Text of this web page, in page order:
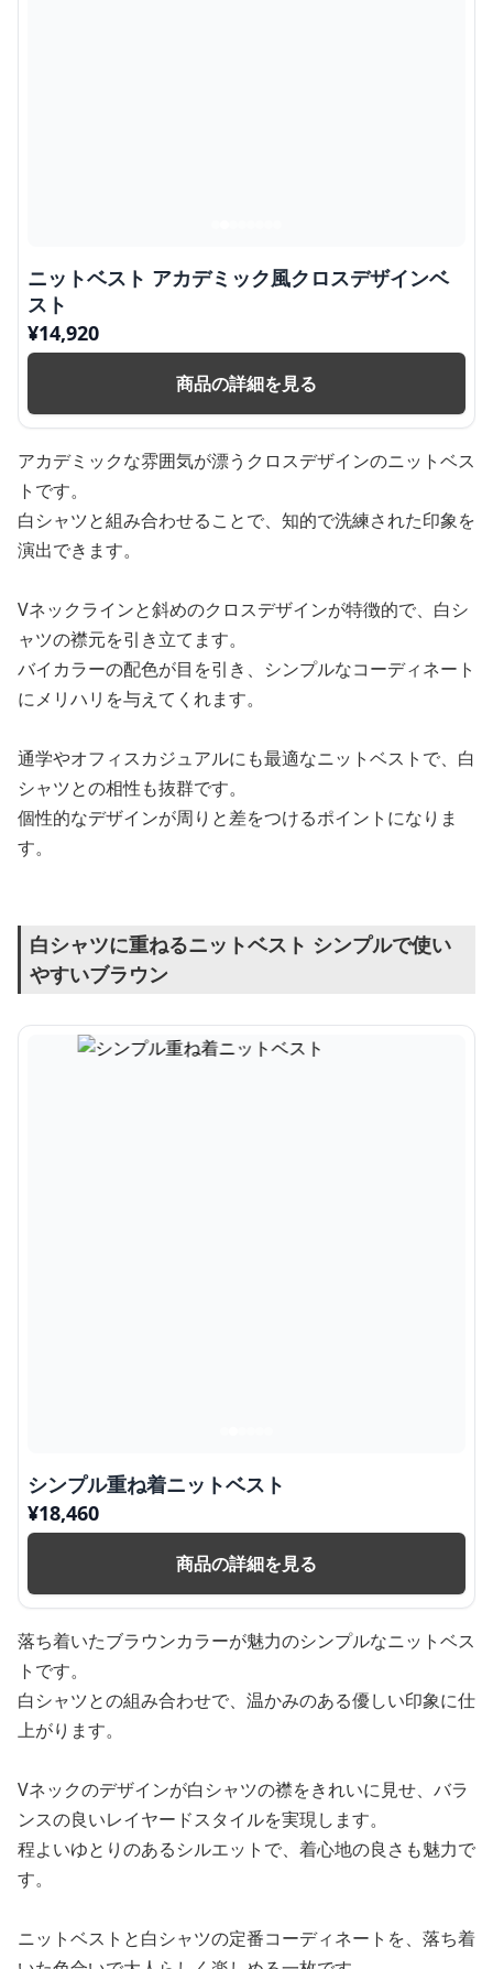
ニットベスト アカデミック風クロスデザインベ
スト
¥14,920
商品の詳細を見る
アカデミックな雰囲気が漂うクロスデザインのニットベス
トです。
白シャツと組み合わせることで、知的で洗練された印象を
演出できます。
Vネックラインと斜めのクロスデザインが特徴的で、白シ
ャツの襟元を引き立てます。
バイカラーの配色が目を引き、シンプルなコーディネート
にメリハリを与えてくれます。
通学やオフィスカジュアルにも最適なニットベストで、白
シャツとの相性も抜群です。
個性的なデザインが周りと差をつけるポイントになりま
す。
白シャツに重ねるニットベスト シンプルで使い
やすいブラウン
シンプル重ね着ニットベスト
¥18,460
商品の詳細を見る
落ち着いたブラウンカラーが魅力のシンプルなニットベス
トです。
白シャツとの組み合わせで、温かみのある優しい印象に仕
上がります。
Vネックのデザインが白シャツの襟をきれいに見せ、バラ
ンスの良いレイヤードスタイルを実現します。
程よいゆとりのあるシルエットで、着心地の良さも魅力で
す。
ニットベストと白シャツの定番コーディネートを、落ち着